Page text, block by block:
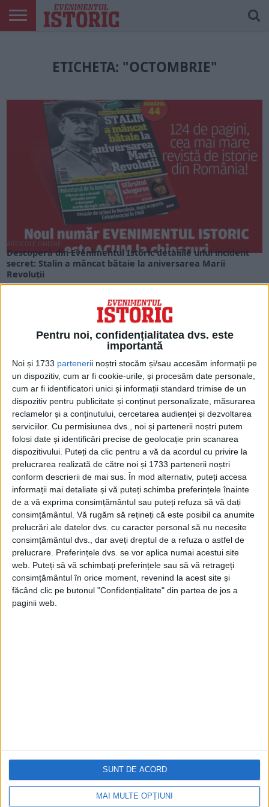
Pentru noi, confidențialitatea dvs. este
importantă
Noi și 1733 partenerii noștri stocăm și/sau accesăm informații pe
un dispozitiv, cum ar fi cookie-urile, și procesăm date personale,
cum ar fi identificatori unici și informații standard trimise de un
dispozitiv pentru publicitate și conținut personalizate, măsurarea
reclamelor și a conținutului, cercetarea audienței și dezvoltarea
serviciilor. Cu permisiunea dvs., noi și partenerii noștri putem
folosi date și identificări precise de geolocație prin scanarea
dispozitivului. Puteți da clic pentru a vă da acordul cu privire la
prelucrarea realizată de către noi și 1733 partenerii noștri
conform descrierii de mai sus. În mod alternativ, puteți accesa
informații mai detaliate și vă puteți schimba preferințele înainte
de a vă exprima consimțământul sau puteți refuza să vă dați
consimțământul. Vă rugăm să rețineți că este posibil ca anumite
prelucrări ale datelor dvs. cu caracter personal să nu necesite
consimțământul dvs., dar aveți dreptul de a refuza o astfel de
prelucrare. Preferințele dvs. se vor aplica numai acestui site
web. Puteți să vă schimbați preferințele sau să vă retrageți
consimțământul în orice moment, revenind la acest site și
făcând clic pe butonul "Confidențialitate" din partea de jos a
paginii web.
MAI MULTE OPȚIUNI
SUNT DE ACORD
TIPĂRITEETICHETA: "OCTOMBRIE"
ARTICOLE ONLINE
Descoperă din Evenimentul Istoric detaliile unui incident
secret: Stalin a mâncat bătaie la aniversarea Marii
Revoluții
În noul număr Evenimentul Istoric vă dezvăluim noi subiecte
de istorie adevărată. În cele 124 de...
ARTICOLE ONLINE
Fotoreportaj de excepție cu Regele Mihai la sfârșitul lui
octombrie 1929
Ziaristul A. Dumbrăveanu de la „Realitatea Ilustrată” primește
permisiunea, la sfârșitul lui octombrie 1929, să facă...
Evenimentul Zilei
Doctorul Zilei
Infoactual